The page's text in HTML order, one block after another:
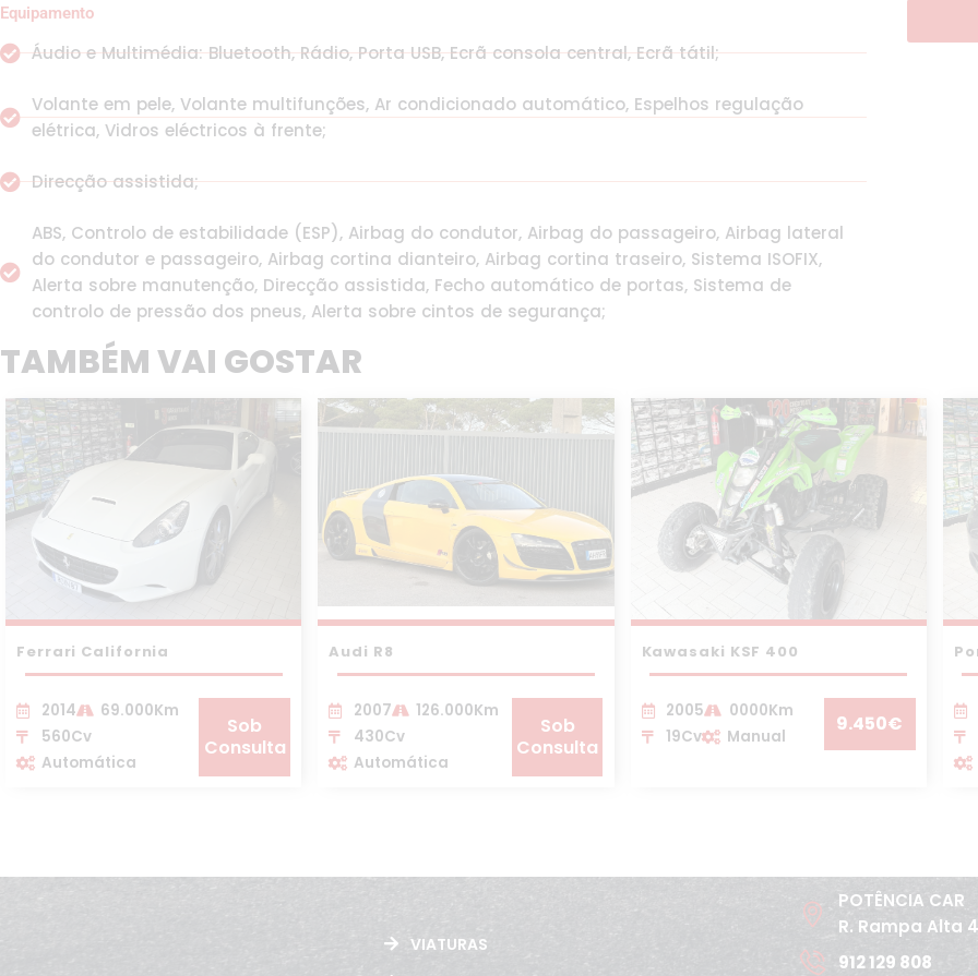
Equipamento
Áudio e Multimédia: Bluetooth, Rádio, Porta USB, Ecrã consola central, Ecrã tátil;
Volante em pele, Volante multifunções, Ar condicionado automático, Espelhos regulação
elétrica, Vidros eléctricos à frente;
Direcção assistida;
ABS, Controlo de estabilidade (ESP), Airbag do condutor, Airbag do passageiro, Airbag lateral
do condutor e passageiro, Airbag cortina dianteiro, Airbag cortina traseiro, Sistema ISOFIX,
Alerta sobre manutenção, Direcção assistida, Fecho automático de portas, Sistema de
controlo de pressão dos pneus, Alerta sobre cintos de segurança;
TAMBÉM VAI GOSTAR
Ferrari California
2014
69.000Km
560Cv
Automática
Sob
Consulta
Audi R8
2007
126.000Km
430Cv
Automática
Sob
Consulta
Kawasaki KSF 400
2005
0000Km
19Cv
Manual
9.450€
VIATURAS
POTÊNCIA CAR
R. Rampa Alta
912 129 808